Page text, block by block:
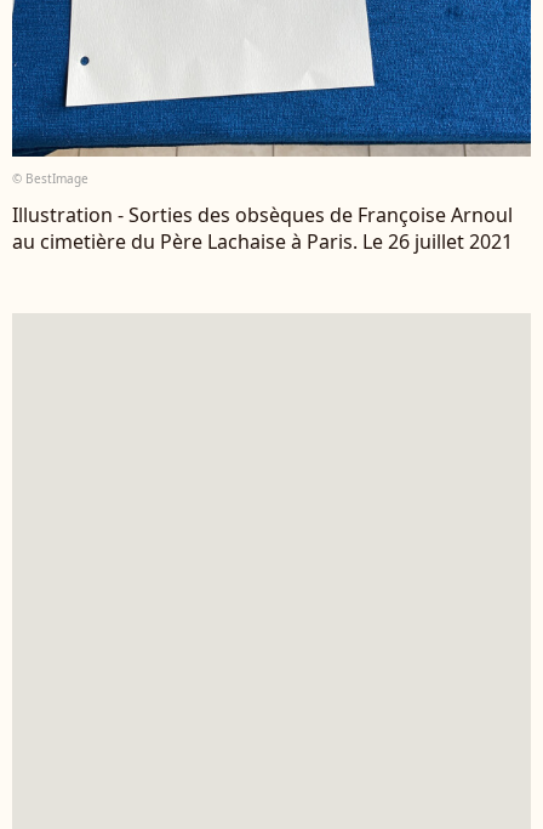
© BestImage
Illustration - Sorties des obsèques de Françoise Arnoul
au cimetière du Père Lachaise à Paris. Le 26 juillet 2021